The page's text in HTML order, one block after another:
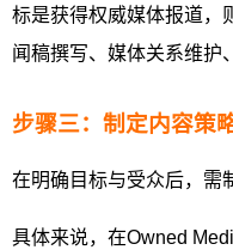
标是获得权威媒体报道，
闻稿撰写、媒体关系维护
步骤三：制定内容策
在明确目标与受众后，需
具体来说，在Owned